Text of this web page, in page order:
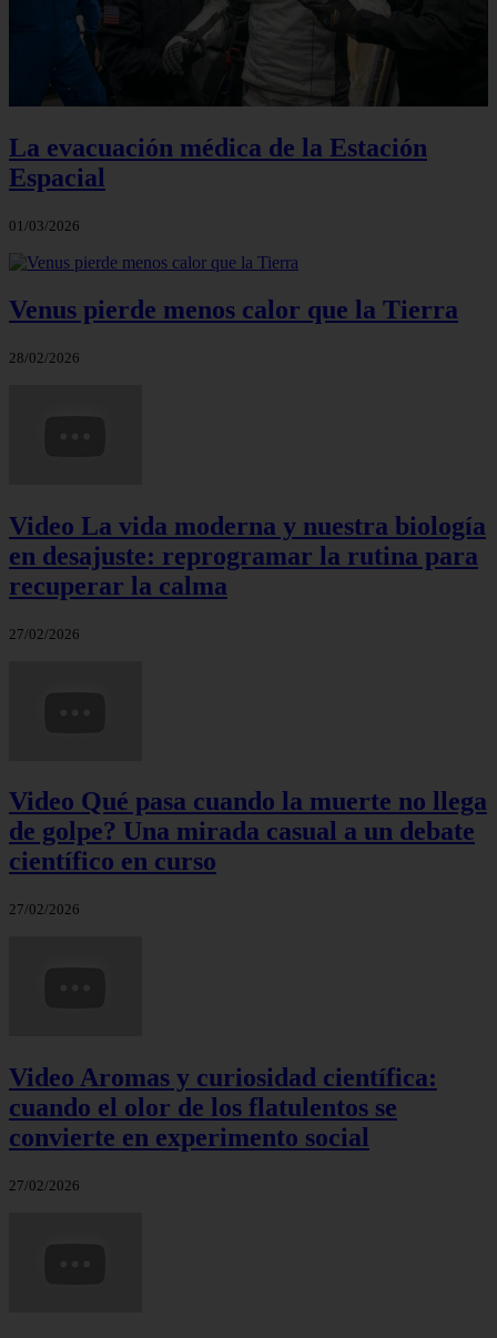
La evacuación médica de la Estación
Espacial
01/03/2026
Venus pierde menos calor que la Tierra
28/02/2026
Video La vida moderna y nuestra biología
en desajuste: reprogramar la rutina para
recuperar la calma
27/02/2026
Video Qué pasa cuando la muerte no llega
de golpe? Una mirada casual a un debate
científico en curso
27/02/2026
Video Aromas y curiosidad científica:
cuando el olor de los flatulentos se
convierte en experimento social
27/02/2026